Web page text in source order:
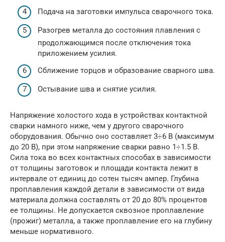
Подача на заготовки импульса сварочного тока.
Разогрев металла до состояния плавления с
продолжающимся после отключения тока
приложением усилия.
Сближение торцов и образование сварного шва.
Остывание шва и снятие усилия.
Напряжение холостого хода в устройствах контактной
сварки намного ниже, чем у другого сварочного
оборудования. Обычно оно составляет 3÷6 В (максимум
до 20 В), при этом напряжение сварки равно 1÷1.5 В.
Сила тока во всех контактных способах в зависимости
от толщины заготовок и площади контакта лежит в
интервале от единиц до сотен тысяч ампер. Глубина
проплавления каждой детали в зависимости от вида
материала должна составлять от 20 до 80% процентов
ее толщины. Не допускается сквозное проплавление
(прожиг) металла, а также проплавление его на глубину
меньше нормативного.